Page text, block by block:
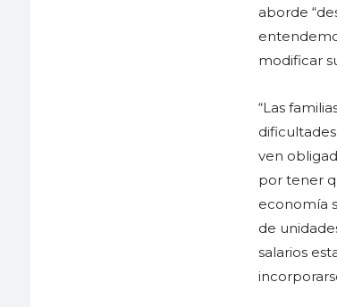
aborde
modificar
“Las
ven
por tener
economía
de
salarios